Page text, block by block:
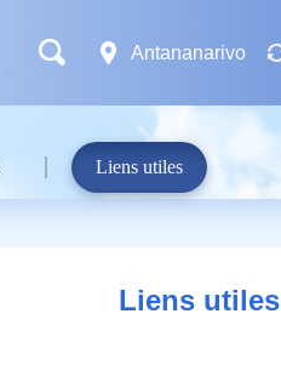
Antananarivo
Liens utiles
Liens utiles